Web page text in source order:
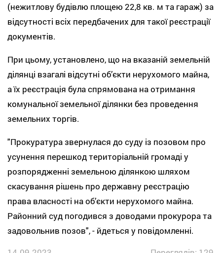
(нежитлову будівлю площею 22,8 кв. м та гараж) за
відсутності всіх передбачених для такої реєстрації
документів.
При цьому, установлено, що на вказаній земельній
ділянці взагалі відсутні об’єкти нерухомого майна,
а їх реєстрація була спрямована на отримання
комунальної земельної ділянки без проведення
земельних торгів.
"Прокуратура звернулася до суду із позовом про
усунення перешкод територіальній громаді у
розпорядженні земельною ділянкою шляхом
скасування рішень про державну реєстрацію
права власності на об’єкти нерухомого майна.
Районний суд погодився з доводами прокурора та
задовольнив позов", - йдеться у повідомленні.